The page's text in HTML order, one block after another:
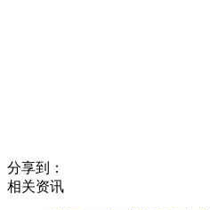
分享到：
相关资讯